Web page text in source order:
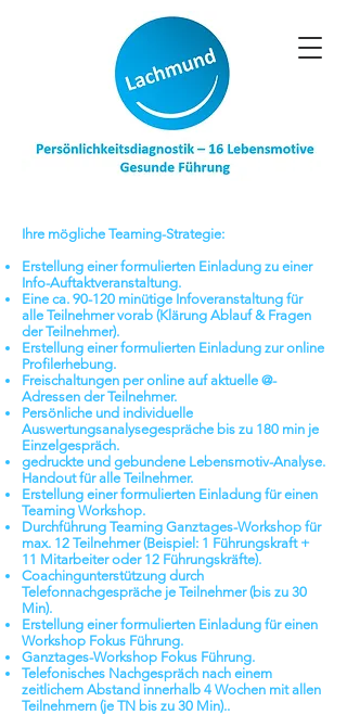
Ihre mögliche Teaming-Strategie:
Erstellung einer formulierten Einladung zu einer
Info-Auftaktveranstaltung.
Eine ca. 90-120 minütige Infoveranstaltung für
alle Teilnehmer vorab (Klärung Ablauf & Fragen
der Teilnehmer).
Erstellung einer formulierten Einladung zur online
Profilerhebung.
Freischaltungen per online auf aktuelle @-
Adressen der Teilnehmer.
Persönliche und individuelle
Auswertungsanalysegespräche bis zu 180 min je
Einzelgespräch.
gedruckte und gebundene Lebensmotiv-Analyse.
Handout für alle Teilnehmer.
Erstellung einer formulierten Einladung für einen
Teaming Workshop.
Durchführung Teaming Ganztages-Workshop für
max. 12 Teilnehmer(Beispiel: 1 Führungskraft +
11 Mitarbeiter oder 12 Führungskräfte).
Coachingunterstützung durch
Telefonnachgespräche je Teilnehmer (bis zu 30
Min).
Erstellung einer formulierten Einladung für einen
Workshop Fokus Führung.
Ganztages-Workshop Fokus Führung.
Telefonisches Nachgespräch nach einem
zeitlichem Abstand innerhalb 4 Wochen mit allen
Teilnehmern (je TN bis zu 30 Min)..